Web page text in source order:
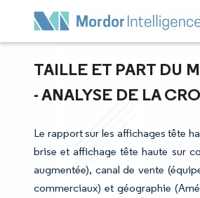
TAILLE ET PART DU
- ANALYSE DE LA
Le rapport sur les affichages tête
brise et affichage tête haute sur
augmentée), canal de vente
commerciaux) et géographie